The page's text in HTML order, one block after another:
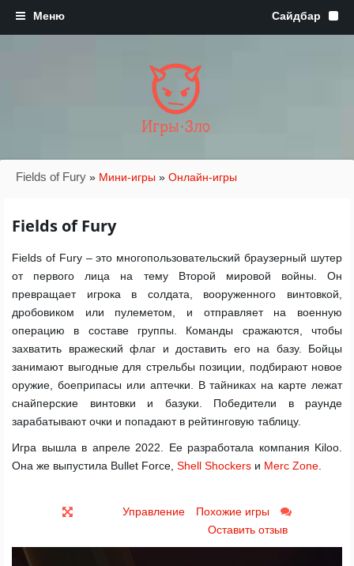
Игры·Зло
Fields of Fury » Мини-игры » Онлайн-игры
Fields of Fury
Fields of Fury – это многопользовательский браузерный шутер
от первого лица на тему Второй мировой войны. Он
превращает игрока в солдата, вооруженного винтовкой,
дробовиком или пулеметом, и отправляет на военную
операцию в составе группы. Команды сражаются, чтобы
захватить вражеский флаг и доставить его на базу. Бойцы
занимают выгодные для стрельбы позиции, подбирают новое
оружие, боеприпасы или аптечки. В тайниках на карте лежат
снайперские винтовки и базуки. Победители в раунде
зарабатывают очки и попадают в рейтинговую таблицу.
Игра вышла в апреле 2022. Ее разработала компания Kiloo.
Она же выпустила Bullet Force, Shell Shockers и Merc Zone
Управление
Похожие игры
Оставить отзыв